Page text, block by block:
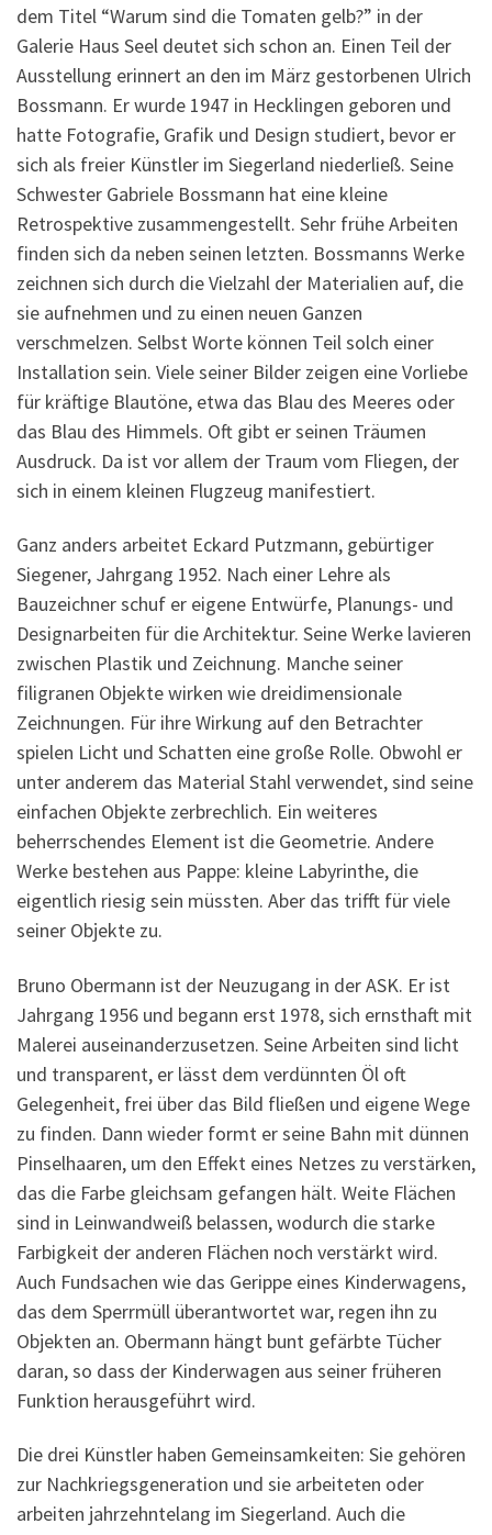
dem Titel “Warum sind die Tomaten gelb?” in der
Galerie Haus Seel deutet sich schon an. Einen Teil der
Ausstellung erinnert an den im März gestorbenen Ulrich
Bossmann. Er wurde 1947 in Hecklingen geboren und
hatte Fotografie, Grafik und Design studiert, bevor er
sich als freier Künstler im Siegerland niederließ. Seine
Schwester Gabriele Bossmann hat eine kleine
Retrospektive zusammengestellt. Sehr frühe Arbeiten
finden sich da neben seinen letzten. Bossmanns Werke
zeichnen sich durch die Vielzahl der Materialien auf, die
sie aufnehmen und zu einen neuen Ganzen
verschmelzen. Selbst Worte können Teil solch einer
Installation sein. Viele seiner Bilder zeigen eine Vorliebe
für kräftige Blautöne, etwa das Blau des Meeres oder
das Blau des Himmels. Oft gibt er seinen Träumen
Ausdruck. Da ist vor allem der Traum vom Fliegen, der
sich in einem kleinen Flugzeug manifestiert.
Ganz anders arbeitet Eckard Putzmann, gebürtiger
Siegener, Jahrgang 1952. Nach einer Lehre als
Bauzeichner schuf er eigene Entwürfe, Planungs- und
Designarbeiten für die Architektur. Seine Werke lavieren
zwischen Plastik und Zeichnung. Manche seiner
filigranen Objekte wirken wie dreidimensionale
Zeichnungen. Für ihre Wirkung auf den Betrachter
spielen Licht und Schatten eine große Rolle. Obwohl er
unter anderem das Material Stahl verwendet, sind seine
einfachen Objekte zerbrechlich. Ein weiteres
beherrschendes Element ist die Geometrie. Andere
Werke bestehen aus Pappe: kleine Labyrinthe, die
eigentlich riesig sein müssten. Aber das trifft für viele
seiner Objekte zu.
Bruno Obermann ist der Neuzugang in der ASK. Er ist
Jahrgang 1956 und begann erst 1978, sich ernsthaft mit
Malerei auseinanderzusetzen. Seine Arbeiten sind licht
und transparent, er lässt dem verdünnten Öl oft
Gelegenheit, frei über das Bild fließen und eigene Wege
zu finden. Dann wieder formt er seine Bahn mit dünnen
Pinselhaaren, um den Effekt eines Netzes zu verstärken,
das die Farbe gleichsam gefangen hält. Weite Flächen
sind in Leinwandweiß belassen, wodurch die starke
Farbigkeit der anderen Flächen noch verstärkt wird.
Auch Fundsachen wie das Gerippe eines Kinderwagens,
das dem Sperrmüll überantwortet war, regen ihn zu
Objekten an. Obermann hängt bunt gefärbte Tücher
daran, so dass der Kinderwagen aus seiner früheren
Funktion herausgeführt wird.
Die drei Künstler haben Gemeinsamkeiten: Sie gehören
zur Nachkriegsgeneration und sie arbeiteten oder
arbeiten jahrzehntelang im Siegerland. Auch die